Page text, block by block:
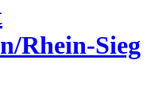
Rhein-Sieg